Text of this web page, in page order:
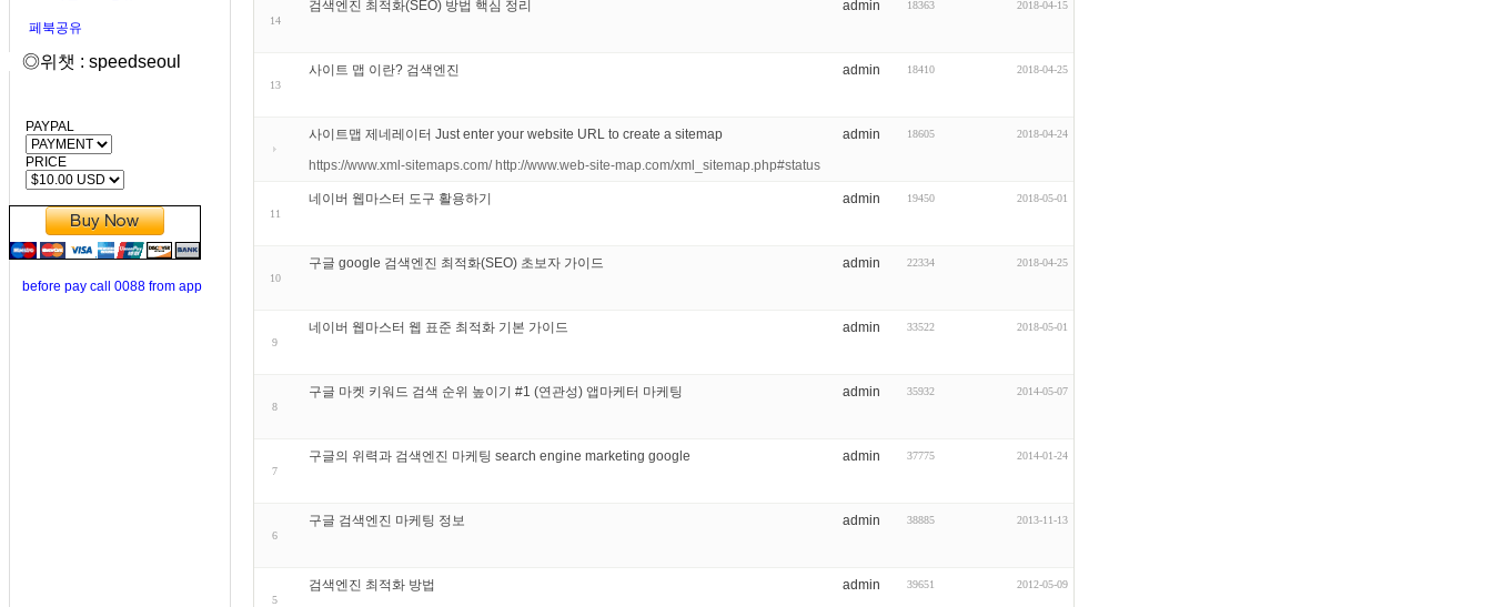
페북공유
◎위챗 : speedseoul
PAYPAL
PRICE
before pay call 0088 from app
14
검색엔진 최적화(SEO) 방법 핵심 정리 admin 18363 2018-04-15
13
사이트 맵 이란? 검색엔진 admin 18410 2018-04-25
사이트맵 제네레이터 Just enter your website URL to create a sitemap admin 18605 2018-04-24
https://www.xml-sitemaps.com/ http://www.web-site-map.com/xml_sitemap.php#status
11
네이버 웹마스터 도구 활용하기 admin 19450 2018-05-01
10
구글 google 검색엔진 최적화(SEO) 초보자 가이드 admin 22334 2018-04-25
9
네이버 웹마스터 웹 표준 최적화 기본 가이드 admin 33522 2018-05-01
8
구글 마켓 키워드 검색 순위 높이기 #1 (연관성) 앱마케터 마케팅 admin 35932 2014-05-07
7
구글의 위력과 검색엔진 마케팅 search engine marketing google admin 37775 2014-01-24
6
구글 검색엔진 마케팅 정보 admin 38885 2013-11-13
5
검색엔진 최적화 방법 admin 39651 2012-05-09